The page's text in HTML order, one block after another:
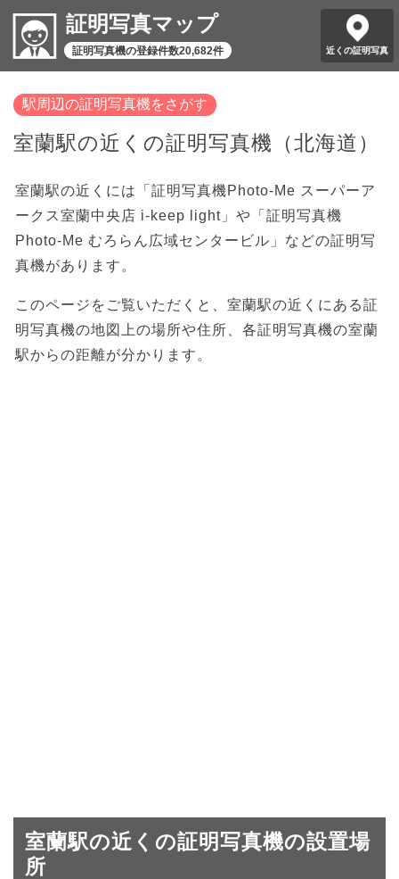
証明写真マップ
証明写真機の登録件数20,682件 近くの証明写真
駅周辺の証明写真機をさがす
室蘭駅の近くの証明写真機（北海道）
室蘭駅の近くには「証明写真機Photo-Me スーパーア
ークス室蘭中央店 i-keep light」や「証明写真機
Photo-Me むろらん広域センタービル」などの証明写
真機があります。
このページをご覧いただくと、室蘭駅の近くにある証
明写真機の地図上の場所や住所、各証明写真機の室蘭
駅からの距離が分かります。
室蘭駅の近くの証明写真機の設置場
所